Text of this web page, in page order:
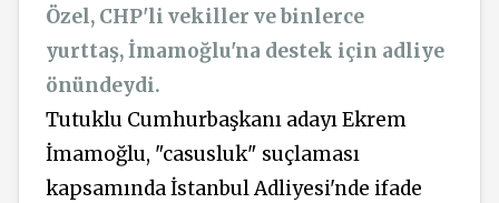
Özel, CHP'li vekiller ve binlerce
yurttaş, İmamoğlu'na destek için adliye
önündeydi.
Tutuklu Cumhurbaşkanı adayı Ekrem
İmamoğlu, "casusluk" suçlaması
kapsamında İstanbul Adliyesi'nde ifade